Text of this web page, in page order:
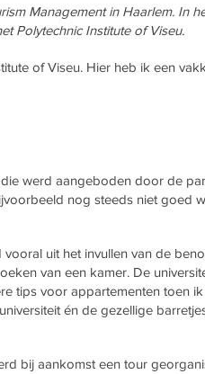
Management in Haarlem. In
Polytechnic Institute of Viseu.
of Viseu. Hier heb ik een
werd aangeboden door de
nog steeds niet goed
uit het invullen van de
van een kamer. De
tips voor appartementen toen
én de gezellige
bij aankomst een tour